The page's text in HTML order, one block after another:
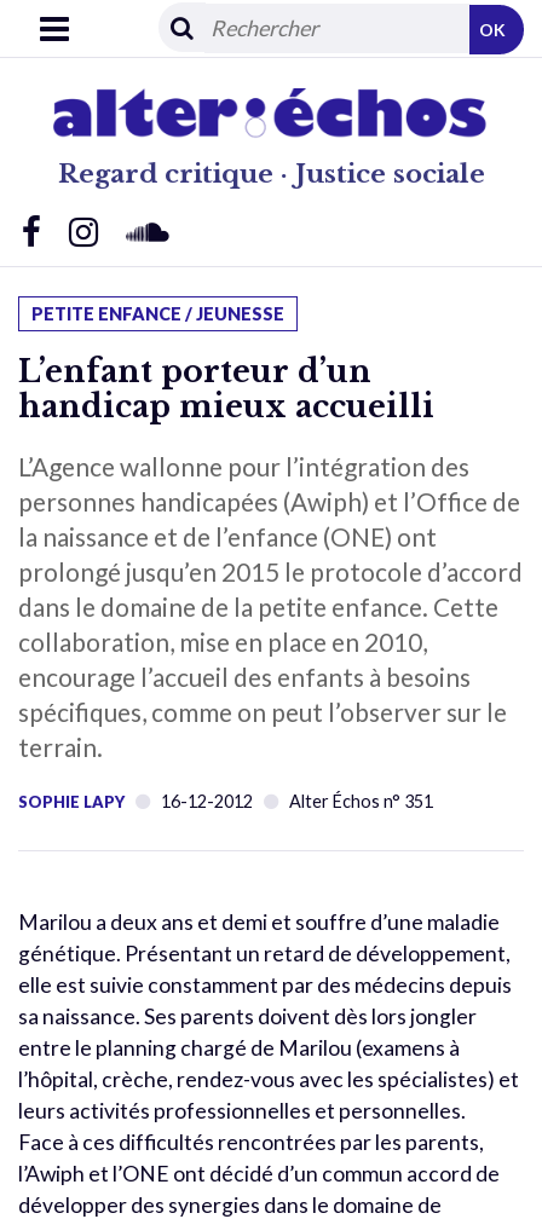
Regard critique · Justice sociale
OK
PETITE ENFANCE / JEUNESSE
L’enfant porteur d’un
handicap mieux accueilli
L’Agence wallonne pour l’intégration des
personnes handicapées (Awiph) et l’Office de
la naissance et de l’enfance (ONE) ont
prolongé jusqu’en 2015 le protocole d’accord
dans le domaine de la petite enfance. Cette
collaboration, mise en place en 2010,
encourage l’accueil des enfants à besoins
spécifiques, comme on peut l’observer sur le
terrain.
SOPHIE LAPY 16-12-2012 Alter Échos n° 351
Marilou a deux ans et demi et souffre d’une maladie
génétique. Présentant un retard de développement,
elle est suivie constamment par des médecins depuis
sa naissance. Ses parents doivent dès lors jongler
entre le planning chargé de Marilou (examens à
l’hôpital, crèche, rendez-vous avec les spécialistes) et
leurs activités professionnelles et personnelles.
Face à ces difficultés rencontrées par les parents,
l’Awiph et l’ONE ont décidé d’un commun accord de
développer des synergies dans le domaine de